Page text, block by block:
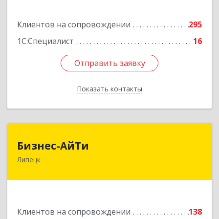
Клиентов на сопровождении
295
1С:Специалист
16
Отправить заявку
Показать контакты
Отправить заявку
Назад
Бизнес-АйТи
Липецк
Клиентов на сопровождении 138
398008, Липецкая обл, Липецк г, 50 лет НЛМК